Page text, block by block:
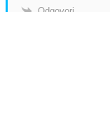
Odgovori